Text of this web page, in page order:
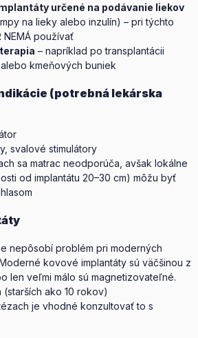
určené na podávanie liekov
na lieky alebo inzulín) – pri týchto
NEMÁ používať
– napríklad po transplantácii
kmeňových buniek
(potrebná lekárska
svalové stimulátory
sa matrac neodporúča, avšak lokálne
od implantátu 20–30 cm) môžu byť
nepôsobí problém pri moderných
kovové implantáty sú väčšinou z
len veľmi málo sú magnetizovateľné.
ako 10 rokov)
je vhodné konzultovať to s